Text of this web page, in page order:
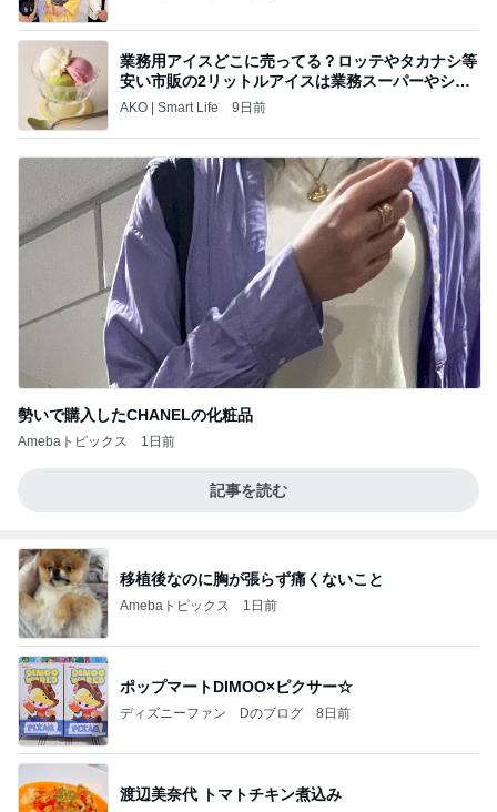
業務用アイスどこに売ってる？ロッテやタカナシ等
安い市販の2リットルアイスは業務スーパーやシャ
トレ
AKO | Smart Life 9日前
勢いで購入したCHANELの化粧品
Amebaトピックス 1日前
記事を読む
移植後なのに胸が張らず痛くないこと
Amebaトピックス 1日前
ポップマートDIMOO×ピクサー☆
ディズニーファン Dのブログ 8日前
渡辺美奈代 トマトチキン煮込み